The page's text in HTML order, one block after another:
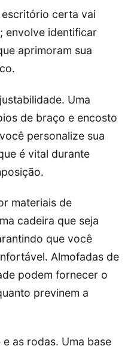
certa vai
envolve identificar
aprimoram sua
Uma
de braço e encosto
personalize sua
é vital durante
materiais de
cadeira que seja
que você
Almofadas de
podem fornecer o
previnem a
as rodas. Uma base